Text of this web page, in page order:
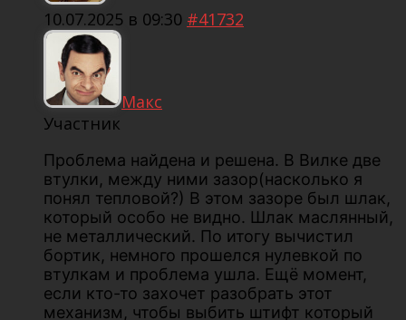
10.07.2025 в 09:30 #41732
Макс
Участник
Проблема найдена и решена. В Вилке две
втулки, между ними зазор(насколько я
понял тепловой?) В этом зазоре был шлак,
который особо не видно. Шлак маслянный,
не металлический. По итогу вычистил
бортик, немного прошелся нулевкой по
втулкам и проблема ушла. Ещё момент,
если кто-то захочет разобрать этот
механизм, чтобы выбить штифт который